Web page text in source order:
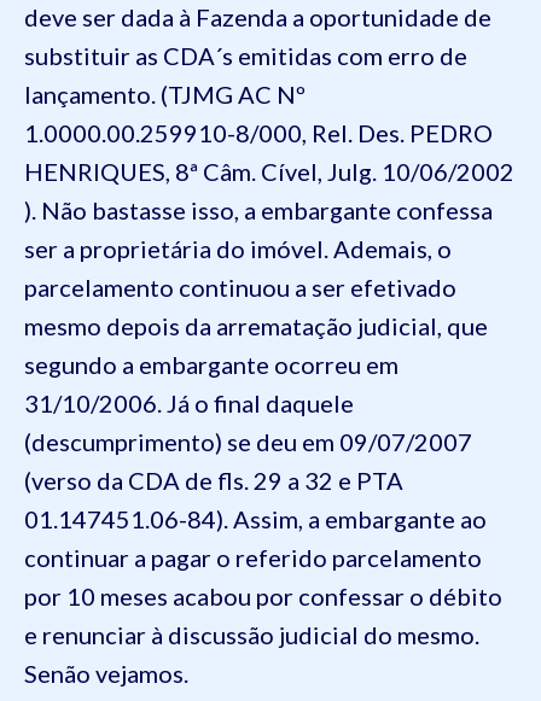
deve ser dada à Fazenda a oportunidade de
substituir as CDA´s emitidas com erro de
lançamento. (TJMG AC Nº
1.0000.00.259910-8/000, Rel. Des. PEDRO
HENRIQUES, 8ª Câm. Cível, Julg. 10/06/2002
). Não bastasse isso, a embargante confessa
ser a proprietária do imóvel. Ademais, o
parcelamento continuou a ser efetivado
mesmo depois da arrematação judicial, que
segundo a embargante ocorreu em
31/10/2006. Já o final daquele
(descumprimento) se deu em 09/07/2007
(verso da CDA de fls. 29 a 32 e PTA
01.147451.06-84). Assim, a embargante ao
continuar a pagar o referido parcelamento
por 10 meses acabou por confessar o débito
e renunciar à discussão judicial do mesmo.
Senão vejamos.